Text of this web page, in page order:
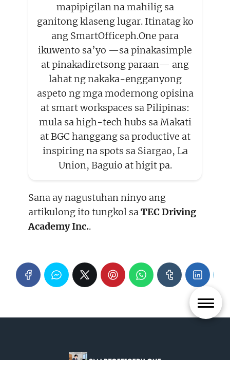
mapipigilan na mahilig sa
ganitong klaseng lugar. Itinatag ko
ang SmartOfficeph.One para
ikuwento sa’yo —sa pinakasimple
at pinakadiretsong paraan— ang
lahat ng nakaka-engganyong
aspeto ng mga modernong opisina
at smart workspaces sa Pilipinas:
mula sa high-tech hubs sa Makati
at BGC hanggang sa productive at
inspiring na spots sa Siargao, La
Union, Baguio at higit pa.
Sana ay nagustuhan ninyo ang
artikulong ito tungkol saTEC Driving
Academy Inc..